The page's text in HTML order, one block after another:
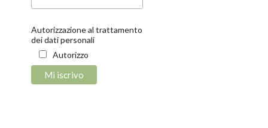
Autorizzazione al trattamento
dei dati personali
Autorizzo